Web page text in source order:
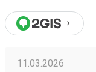
11.03.2026